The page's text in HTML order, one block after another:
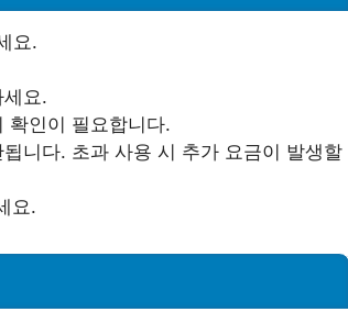
요.
요.
확인이 필요합니다.
니다. 초과 사용 시 추가 요금이 발생할
요.